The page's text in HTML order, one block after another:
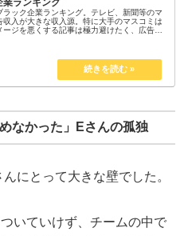
ラック企業ランキング。テレビ、新聞等のマ
収入が大きな収入源。特に大手のマスコミは
ージを悪くする記事は極力避けたく、広告主
なかった」Eさんの孤独
にとって大きな壁でした。
いていけず、チームの中で